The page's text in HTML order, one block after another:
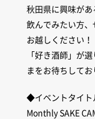
秋田県に興味が
飲んでみたい方、
お越しください！
「好き酒師」が
まをお待ちしてお
◆イベントタイト
Monthly SAKE